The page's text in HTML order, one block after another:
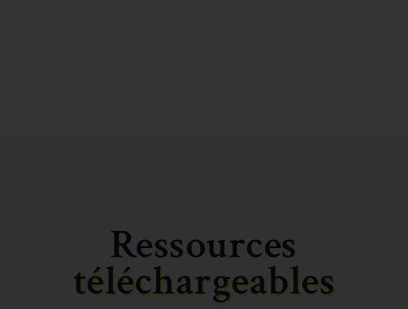
Ressources
téléchargeables